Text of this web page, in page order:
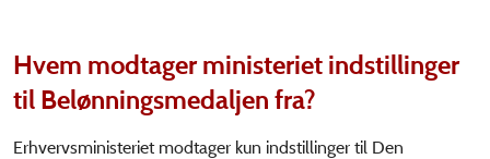
Hvem modtager ministeriet indstillinger
til Belønningsmedaljen fra?
Erhvervsministeriet modtager kun indstillinger til Den